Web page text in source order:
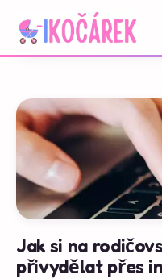
Jak si na
přivydělat přes